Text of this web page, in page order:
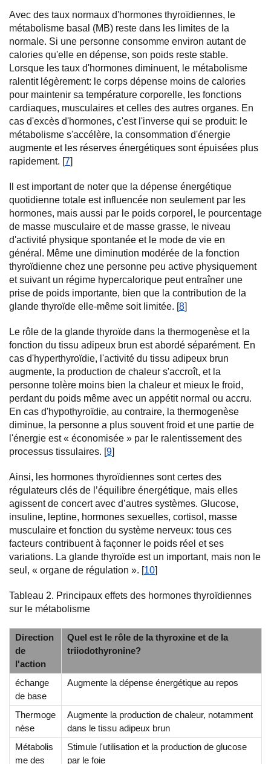
Avec des taux normaux d'hormones thyroïdiennes, le
métabolisme basal (MB) reste dans les limites de la
normale. Si une personne consomme environ autant de
calories qu'elle en dépense, son poids reste stable.
Lorsque les taux d'hormones diminuent, le métabolisme
ralentit légèrement: le corps dépense moins de calories
pour maintenir sa température corporelle, les fonctions
cardiaques, musculaires et celles des autres organes. En
cas d'excès d'hormones, c'est l'inverse qui se produit: le
métabolisme s'accélère, la consommation d'énergie
augmente et les réserves énergétiques sont épuisées plus
rapidement. [7]
Il est important de noter que la dépense énergétique
quotidienne totale est influencée non seulement par les
hormones, mais aussi par le poids corporel, le pourcentage
de masse musculaire et de masse grasse, le niveau
d'activité physique spontanée et le mode de vie en
général. Même une diminution modérée de la fonction
thyroïdienne chez une personne peu active physiquement
et suivant un régime hypercalorique peut entraîner une
prise de poids importante, bien que la contribution de la
glande thyroïde elle-même soit limitée. [8]
Le rôle de la glande thyroïde dans la thermogenèse et la
fonction du tissu adipeux brun est abordé séparément. En
cas d'hyperthyroïdie, l'activité du tissu adipeux brun
augmente, la production de chaleur s'accroît, et la
personne tolère moins bien la chaleur et mieux le froid,
perdant du poids même avec un appétit normal ou accru.
En cas d'hypothyroïdie, au contraire, la thermogenèse
diminue, la personne a plus souvent froid et une partie de
l'énergie est « économisée » par le ralentissement des
processus tissulaires. [9]
Ainsi, les hormones thyroïdiennes sont certes des
régulateurs clés de l’équilibre énergétique, mais elles
agissent de concert avec d’autres systèmes. Glucose,
insuline, leptine, hormones sexuelles, cortisol, masse
musculaire et fonction du système nerveux: tous ces
facteurs contribuent à façonner le poids réel et ses
variations. La glande thyroïde est un important, mais non le
seul, « organe de régulation ». [10]
Tableau 2. Principaux effets des hormones thyroïdiennes
sur le métabolisme
Direction
de
l'action
Quel est le rôle de la thyroxine et de la
triiodothyronine?
échange
de base
Augmente la dépense énergétique au repos
Thermoge
nèse
Augmente la production de chaleur, notamment
dans le tissu adipeux brun
Métabolis
me des
Stimule l'utilisation et la production de glucose
par le foie